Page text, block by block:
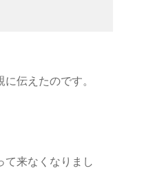
伝えたのです。
て来なくなりまし